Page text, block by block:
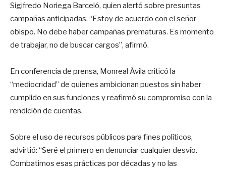
Sigifredo Noriega Barceló, quien alertó sobre presuntas
campañas anticipadas. “Estoy de acuerdo con el señor
obispo. No debe haber campañas prematuras. Es momento
de trabajar, no de buscar cargos”, afirmó.
En conferencia de prensa, Monreal Ávila criticó la
“mediocridad” de quienes ambicionan puestos sin haber
cumplido en sus funciones y reafirmó su compromiso con la
rendición de cuentas.
Sobre el uso de recursos públicos para fines políticos,
advirtió: “Seré el primero en denunciar cualquier desvío.
Combatimos esas prácticas por décadas y no las